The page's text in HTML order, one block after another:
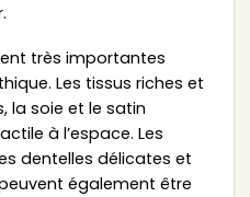
très importantes
Les tissus riches et
la soie et le satin
à l’espace. Les
dentelles délicates et
également être